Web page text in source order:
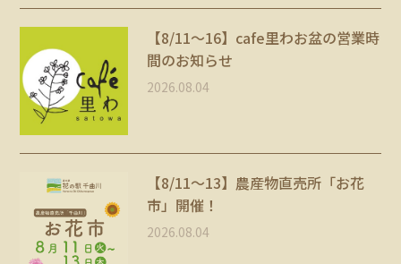
【8/11〜16】cafe里わお盆の営業時
間のお知らせ
2026.08.04
【8/11～13】農産物直売所「お花
市」開催！
2026.08.04